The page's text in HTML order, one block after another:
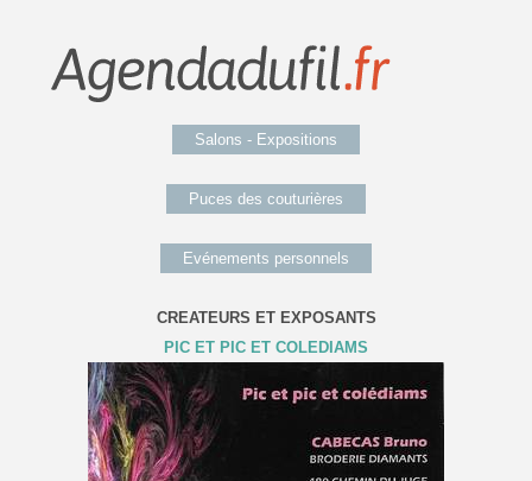
Salons - Expositions
Puces des couturières
Evénements personnels
CREATEURS ET EXPOSANTS
PIC ET PIC ET COLEDIAMS